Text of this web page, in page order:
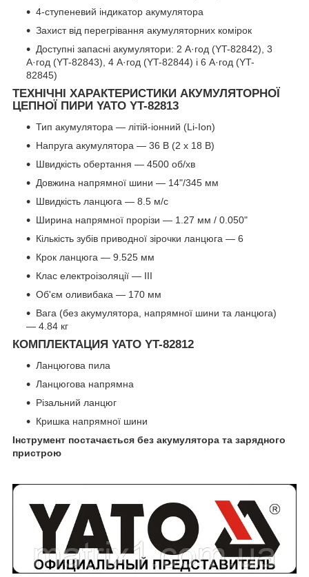
4-ступеневий індикатор акумулятора
Захист від перегрівання акумуляторних комірок
Доступні запасні акумулятори: 2 А·год (YT-82842), 3
А·год (YT-82843), 4 А·год (YT-82844) і 6 А·год (YT-
82845)
ТЕХНІЧНІ ХАРАКТЕРИСТИКИ АКУМУЛЯТОРНОЇ
ЦЕПНОЇ ПИРИ YATO YT-82813
Тип акумулятора — літій-іонний (Li-Ion)
Напруга акумулятора — 36 В (2 x 18 В)
Швидкість обертання — 4500 об/хв
Довжина напрямної шини — 14"/345 мм
Швидкість ланцюга — 8.5 м/с
Ширина напрямної прорізи — 1.27 мм / 0.050"
Кількість зубів приводної зірочки ланцюга — 6
Крок ланцюга — 9.525 мм
Клас електроізоляції — III
Об'єм оливибака — 170 мм
Вага (без акумулятора, напрямної шини та ланцюга)
— 4.84 кг
КОМПЛЕКТАЦИЯ YATO YT-82812
Ланцюгова пила
Ланцюгова напрямна
Різальний ланцюг
Кришка напрямної шини
Інструмент постачається без акумулятора та зарядного
пристрою